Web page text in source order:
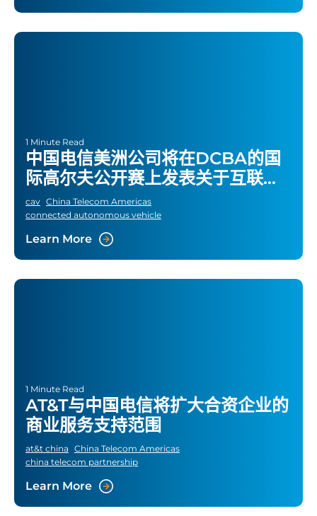
1 Minute Read
中国电信美洲公司将在DCBA的国
际高尔夫公开赛上发表关于互联自
动驾驶汽车的演讲
cav China Telecom Americas
connected autonomous vehicle
Learn More
1 Minute Read
AT&T与中国电信将扩大合资企业的
商业服务支持范围
at&t china China Telecom Americas
china telecom partnership
Learn More